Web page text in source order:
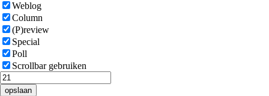
Weblog
Column
(P)review
Special
Poll
Scrollbar gebruiken
opslaan